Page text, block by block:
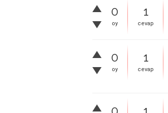
0
oy
1
cevap
0
oy
1
cevap